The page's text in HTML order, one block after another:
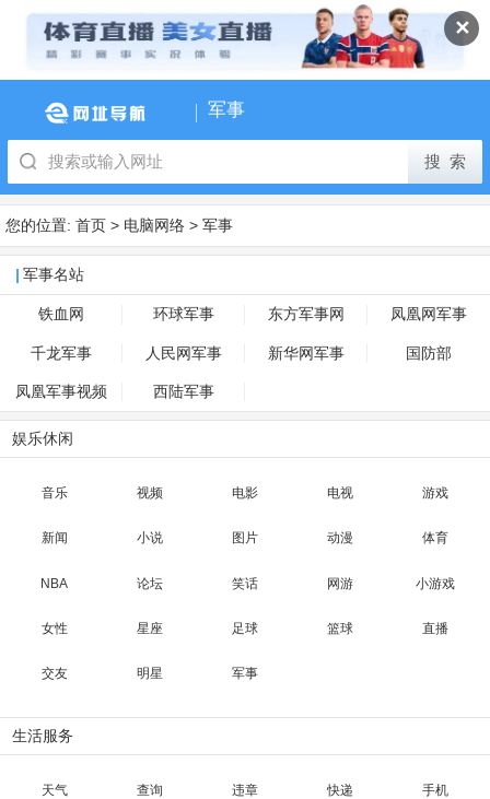
✕
军事
您的位置: 首页 > 电脑网络 > 军事
军事名站
铁血网 环球军事 东方军事网 凤凰网军事
千龙军事 人民网军事 新华网军事 国防部
凤凰军事视频 西陆军事
娱乐休闲
音乐 视频 电影 电视 游戏
新闻 小说 图片 动漫 体育
NBA 论坛 笑话 网游 小游戏
女性 星座 足球 篮球 直播
交友 明星 军事
生活服务
天气 查询 违章 快递 手机